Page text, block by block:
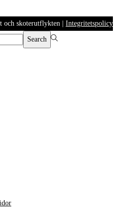
och skoterutflykten Integritetspolicy
Search